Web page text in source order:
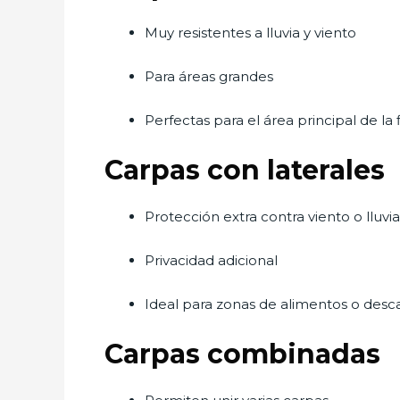
Muy resistentes a lluvia y viento
Para áreas grandes
Perfectas para el área principal de la
Carpas con laterales
Protección extra contra viento o lluvia
Privacidad adicional
Ideal para zonas de alimentos o
Carpas combinadas